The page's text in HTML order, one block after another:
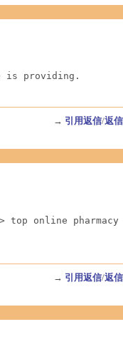
is providing.
→ 引用返信/返信
top online
→ 引用返信/返信